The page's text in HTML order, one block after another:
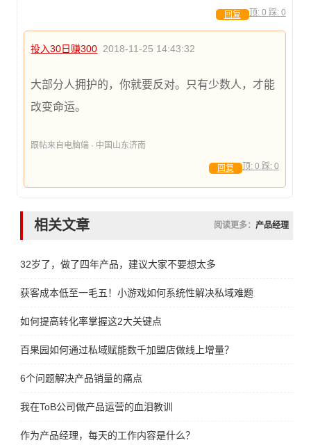
顶: 0 踩: 0
回复
投入30日赚300 2018-11-25 14:43:32
大部分人拥护的，你就要反对。只有少数人，才能
改变命运。
跟帖来自电脑端 · 中国山东济南
顶: 0 踩: 0
回复
相关文章 阅读更多： 产品经理
32岁了，做了四年产品，建议大家不要想太多
获客成本低至一毛五！小游戏如何系统性解决私域难题
如何提高转化率掌握这2大关键点
百果园如何通过私域赋能数千加盟店做线上增量？
6个问题解决产品销量的痛点
我在ToB公司做产品运营的血泪教训
作为产品经理，每天的工作内容是什么？